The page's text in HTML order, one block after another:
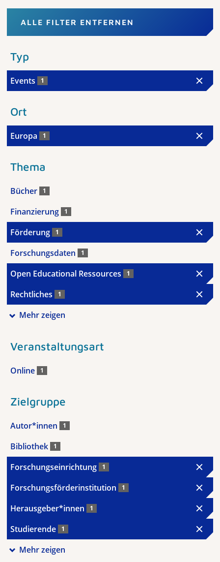
ALLE FILTER ENTFERNEN
Typ
Events 1
Ort
Europa 1
Thema
Bücher 1
Finanzierung 1
Förderung 1
Forschungsdaten 1
Open Educational Ressources 1
Rechtliches 1
Mehr zeigen
Veranstaltungsart
Online 1
Zielgruppe
Autor*innen 1
Bibliothek 1
Forschungseinrichtung 1
Forschungsförderinstitution 1
Herausgeber*innen 1
Studierende 1
Mehr zeigen